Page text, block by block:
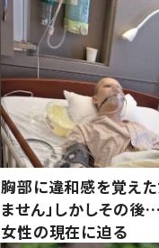
胸部に違和感を覚え
ません」しかしその後
女性の現在に迫る